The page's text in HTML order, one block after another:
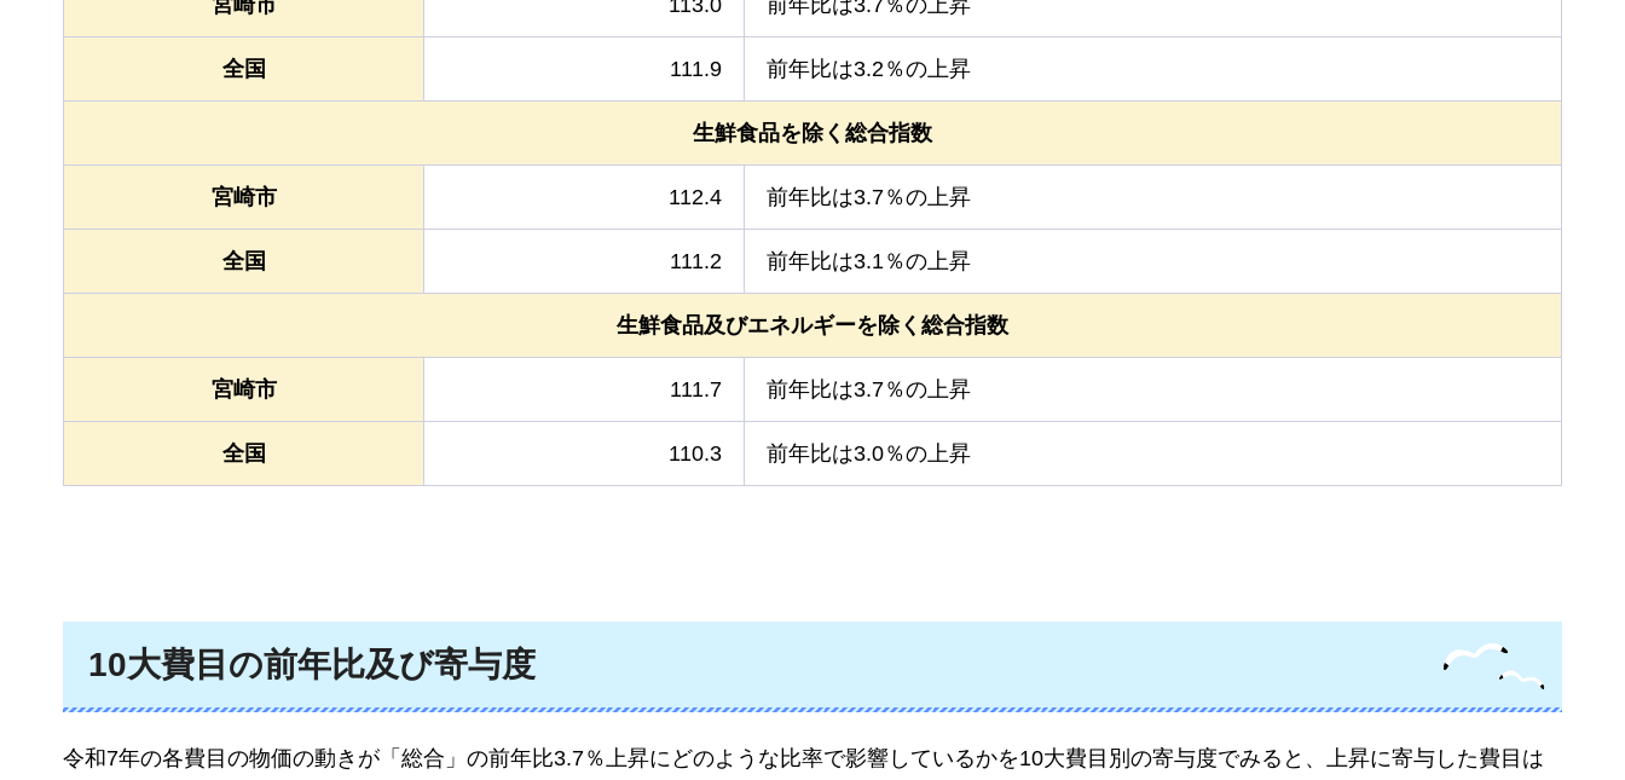
宮崎市 113.0 前年比は3.7％の上昇
全国 111.9 前年比は3.2％の上昇
生鮮食品を除く総合指数
宮崎市 112.4 前年比は3.7％の上昇
全国 111.2 前年比は3.1％の上昇
生鮮食品及びエネルギーを除く総合指数
宮崎市 111.7 前年比は3.7％の上昇
全国 110.3 前年比は3.0％の上昇
10大費目の前年比及び寄与度
令和7年の各費目の物価の動きが「総合」の前年比3.7％上昇にどのような比率で影響しているかを10大費目別の寄与度でみると、上昇に寄与した費目は